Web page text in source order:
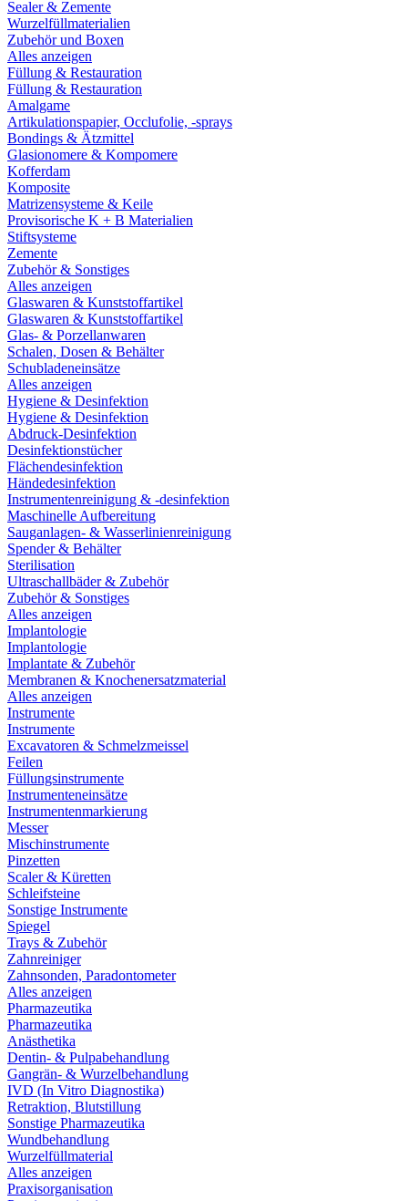
Sealer & Zemente
Wurzelfüllmaterialien
Zubehör und Boxen
Alles anzeigen
Füllung & Restauration
Füllung & Restauration
Amalgame
Artikulationspapier, Occlufolie, -sprays
Bondings & Ätzmittel
Glasionomere & Kompomere
Kofferdam
Komposite
Matrizensysteme & Keile
Provisorische K + B Materialien
Stiftsysteme
Zemente
Zubehör & Sonstiges
Alles anzeigen
Glaswaren & Kunststoffartikel
Glaswaren & Kunststoffartikel
Glas- & Porzellanwaren
Schalen, Dosen & Behälter
Schubladeneinsätze
Alles anzeigen
Hygiene & Desinfektion
Hygiene & Desinfektion
Abdruck-Desinfektion
Desinfektionstücher
Flächendesinfektion
Händedesinfektion
Instrumentenreinigung & -desinfektion
Maschinelle Aufbereitung
Sauganlagen- & Wasserlinienreinigung
Spender & Behälter
Sterilisation
Ultraschallbäder & Zubehör
Zubehör & Sonstiges
Alles anzeigen
Implantologie
Implantologie
Implantate & Zubehör
Membranen & Knochenersatzmaterial
Alles anzeigen
Instrumente
Instrumente
Excavatoren & Schmelzmeissel
Feilen
Füllungsinstrumente
Instrumenteneinsätze
Instrumentenmarkierung
Messer
Mischinstrumente
Pinzetten
Scaler & Küretten
Schleifsteine
Sonstige Instrumente
Spiegel
Trays & Zubehör
Zahnreiniger
Zahnsonden, Paradontometer
Alles anzeigen
Pharmazeutika
Pharmazeutika
Anästhetika
Dentin- & Pulpabehandlung
Gangrän- & Wurzelbehandlung
IVD (In Vitro Diagnostika)
Retraktion, Blutstillung
Sonstige Pharmazeutika
Wundbehandlung
Wurzelfüllmaterial
Alles anzeigen
Praxisorganisation